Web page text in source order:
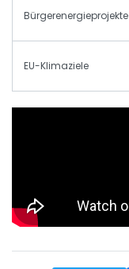
Bürgerenergieprojekte
EU-Klimaziele